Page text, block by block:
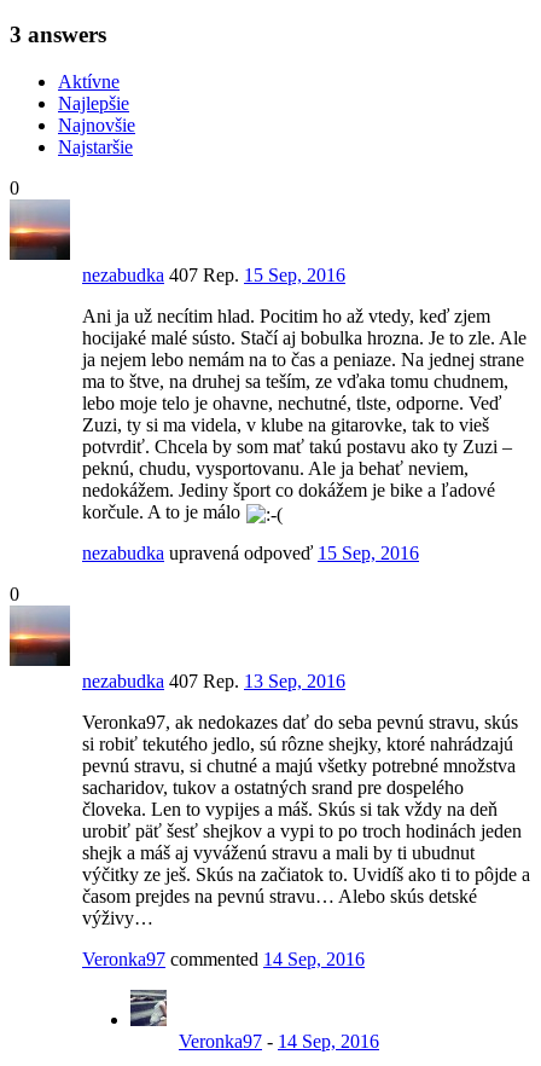
3 answers
Aktívne
Najlepšie
Najnovšie
Najstaršie
0
nezabudka 407 Rep. 15 Sep, 2016
Ani ja už necítim hlad. Pocitim ho až vtedy, keď zjem
hocijaké malé sústo. Stačí aj bobulka hrozna. Je to zle. Ale
ja nejem lebo nemám na to čas a peniaze. Na jednej strane
ma to štve, na druhej sa teším, ze vďaka tomu chudnem,
lebo moje telo je ohavne, nechutné, tlste, odporne. Veď
Zuzi, ty si ma videla, v klube na gitarovke, tak to vieš
potvrdiť. Chcela by som mať takú postavu ako ty Zuzi –
peknú, chudu, vysportovanu. Ale ja behať neviem,
nedokážem. Jediny šport co dokážem je bike a ľadové
korčule. A to je málo
nezabudka upravená odpoveď 15 Sep, 2016
0
nezabudka 407 Rep. 13 Sep, 2016
Veronka97, ak nedokazes dať do seba pevnú stravu, skús
si robiť tekutého jedlo, sú rôzne shejky, ktoré nahrádzajú
pevnú stravu, si chutné a majú všetky potrebné množstva
sacharidov, tukov a ostatných srand pre dospelého
človeka. Len to vypijes a máš. Skús si tak vždy na deň
urobiť päť šesť shejkov a vypi to po troch hodinách jeden
shejk a máš aj vyváženú stravu a mali by ti ubudnut
výčitky ze ješ. Skús na začiatok to. Uvidíš ako ti to pôjde a
časom prejdes na pevnú stravu… Alebo skús detské
výživy…
Veronka97 commented 14 Sep, 2016
Veronka97 - 14 Sep, 2016